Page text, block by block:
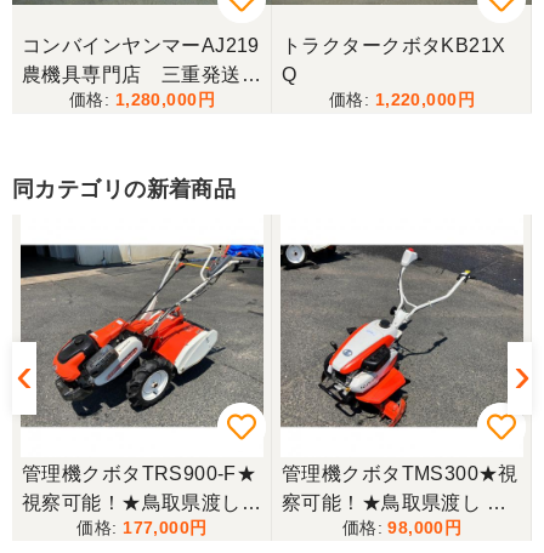
2025.6/14土曜日午前中に宇佐市院内町まで配達にき
てもらいました。以前ナカガワ農機商会さん当時に
きてもらってから2回目です。対応が丁寧で社長さん
も奥さんも天候が悪い中配達ありがとうございまし
た。
福岡県／廣瀬 修一
丁寧な対応ありがとうございました。
福岡県／廣瀬 修一
丁寧なご連絡ありがとうございました。またご利用
させて頂きます。
福岡県／にしむら
丁寧な対応でした
コンバインヤンマーAJ219
農機具専門店 三重発送整
備済み
1,280,000
トラクタークボタKB21X
Q
1,220,000
同カテゴリの新着商品
管理機クボタTRS900-F★
視察可能！★鳥取県渡し
クボタ 管理機 TRS900-F
177,000
管理機クボタTMS300★視
察可能！★鳥取県渡し ク
ボタ 管理機 TMS300 ガソ
98,000